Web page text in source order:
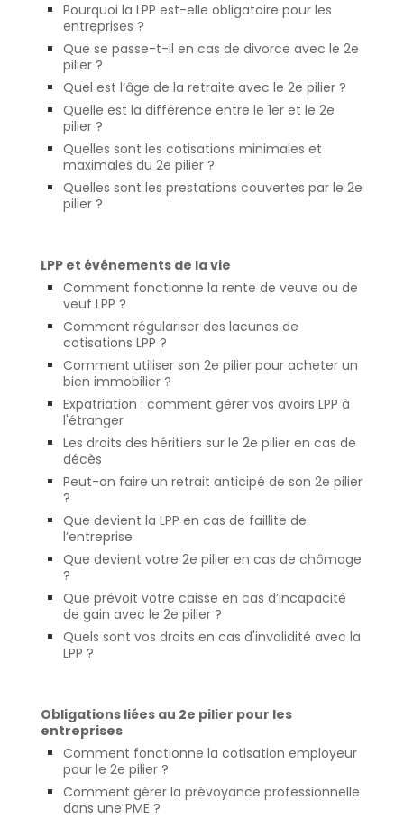
Pourquoi la LPP est-elle obligatoire pour les
entreprises ?
Que se passe-t-il en cas de divorce avec le 2e
pilier ?
Quel est l’âge de la retraite avec le 2e pilier ?
Quelle est la différence entre le 1er et le 2e
pilier ?
Quelles sont les cotisations minimales et
maximales du 2e pilier ?
Quelles sont les prestations couvertes par le 2e
pilier ?
LPP et événements de la vie
Comment fonctionne la rente de veuve ou de
veuf LPP ?
Comment régulariser des lacunes de
cotisations LPP ?
Comment utiliser son 2e pilier pour acheter un
bien immobilier ?
Expatriation : comment gérer vos avoirs LPP à
l'étranger
Les droits des héritiers sur le 2e pilier en cas de
décès
Peut-on faire un retrait anticipé de son 2e pilier
?
Que devient la LPP en cas de faillite de
l’entreprise
Que devient votre 2e pilier en cas de chômage
?
Que prévoit votre caisse en cas d’incapacité
de gain avec le 2e pilier ?
Quels sont vos droits en cas d'invalidité avec la
LPP ?
Obligations liées au 2e pilier pour les
entreprises
Comment fonctionne la cotisation employeur
pour le 2e pilier ?
Comment gérer la prévoyance professionnelle
dans une PME ?